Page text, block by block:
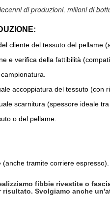
di produzioni, milioni di
cliente del tessuto del pellame
e verifica della fattibilità
accoppiatura del tessuto (con
scarnitura (spessore ideale
o del pellame.
tramite corriere espresso).
fibbie rivestite o
Svolgiamo anche